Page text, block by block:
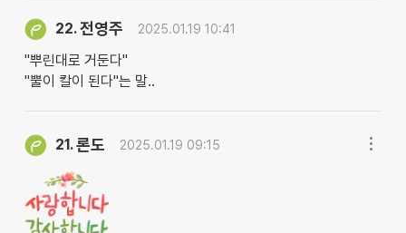
22.전영주 2025.01.19 10:41
"뿌린대로 거둔다"
"뿔이 칼이 된다"는 말..
21.론도 2025.01.19 09:15